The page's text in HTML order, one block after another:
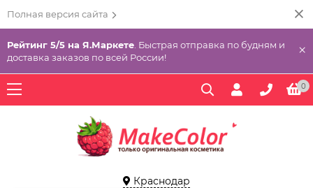
Полная версия сайта
Рейтинг 5/5 на Я.Маркете . Быстрая отправка по будням и
доставка заказов по всей России!
×
0
Краснодар